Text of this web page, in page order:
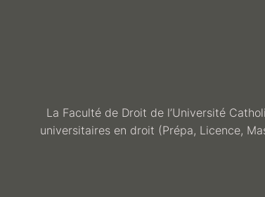
La Faculté de Droit de l’Université
universitaires en droit (Prépa, Licence,